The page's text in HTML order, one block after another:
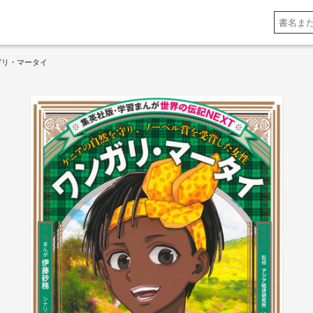
・マータイ